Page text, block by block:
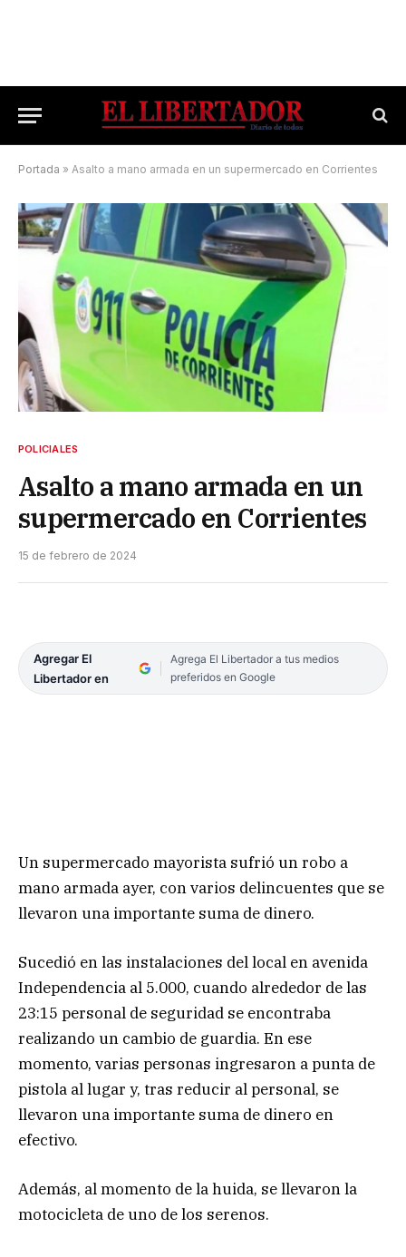
Portada » Asalto a mano armada en un supermercado en Corrientes
POLICIALES
Asalto a mano armada en un
supermercado en Corrientes
15 de febrero de 2024
Agregar El
Libertador en
Agrega El Libertador a tus medios
preferidos en Google
Un supermercado mayorista sufrió un robo a
mano armada ayer, con varios delincuentes que se
llevaron una importante suma de dinero.
Sucedió en las instalaciones del local en avenida
Independencia al 5.000, cuando alrededor de las
23:15 personal de seguridad se encontraba
realizando un cambio de guardia. En ese
momento, varias personas ingresaron a punta de
pistola al lugar y, tras reducir al personal, se
llevaron una importante suma de dinero en
efectivo.
Además, al momento de la huida, se llevaron la
motocicleta de uno de los serenos.